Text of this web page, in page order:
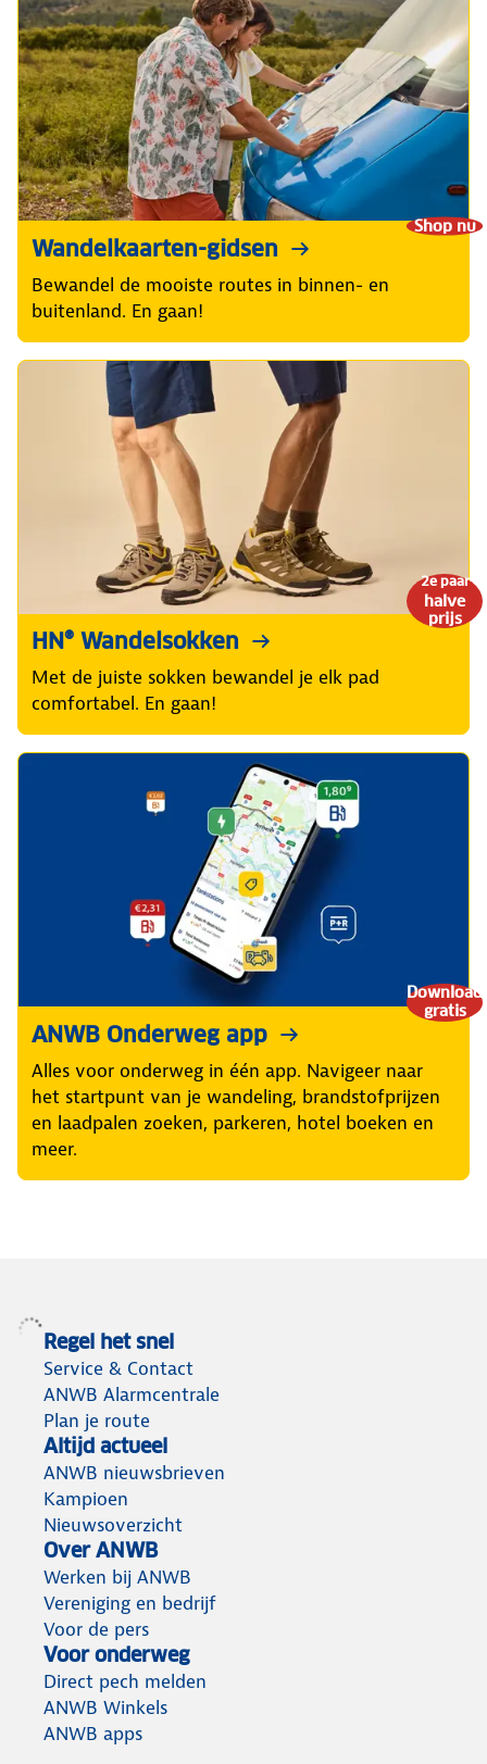
Shop nu
Wandelkaarten-gidsen
Bewandel de mooiste routes in binnen- en
buitenland. En gaan!
2e paar
halve
prijs
HN® Wandelsokken
Met de juiste sokken bewandel je elk pad
comfortabel. En gaan!
Download
gratis
ANWB Onderweg app
Alles voor onderweg in één app. Navigeer naar
het startpunt van je wandeling, brandstofprijzen
en laadpalen zoeken, parkeren, hotel boeken en
meer.
Regel het snel
Service & Contact
ANWB Alarmcentrale
Plan je route
Altijd actueel
ANWB nieuwsbrieven
Kampioen
Nieuwsoverzicht
Over ANWB
Werken bij ANWB
Vereniging en bedrijf
Voor de pers
Voor onderweg
Direct pech melden
ANWB Winkels
ANWB apps